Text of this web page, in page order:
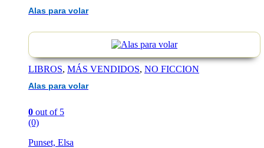
Alas para volar
LIBROS, MÁS VENDIDOS, NO FICCION
Alas para volar
0 out of 5
(0)
Punset, Elsa